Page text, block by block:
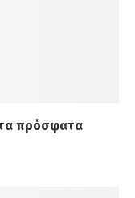
τα πρόσφατα